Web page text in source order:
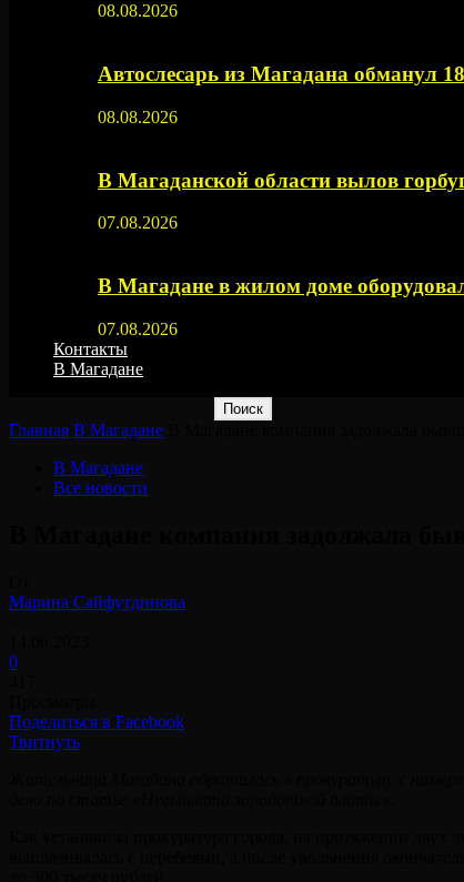
08.08.2026
Автослесарь из Магадана обманул
08.08.2026
В Магаданской области вылов
07.08.2026
В Магадане в жилом доме
07.08.2026
Контакты
В Магадане
Главная В Магадане
В Магадане
Все новости
Марина Сайфутдинова
0
Поделиться в Facebook
Твитнуть